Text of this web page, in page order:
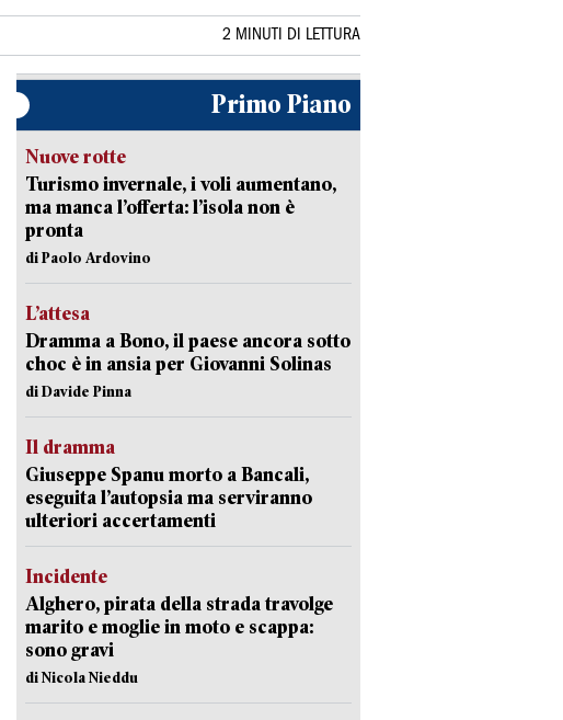
2 MINUTI DI LETTURA
Primo Piano
Nuove rotte
Turismo invernale, i voli aumentano,
ma manca l’offerta: l’isola non è
pronta
di Paolo Ardovino
L’attesa
Dramma a Bono, il paese ancora sotto
choc è in ansia per Giovanni Solinas
di Davide Pinna
Il dramma
Giuseppe Spanu morto a Bancali,
eseguita l’autopsia ma serviranno
ulteriori accertamenti
Incidente
Alghero, pirata della strada travolge
marito e moglie in moto e scappa:
sono gravi
di Nicola Nieddu